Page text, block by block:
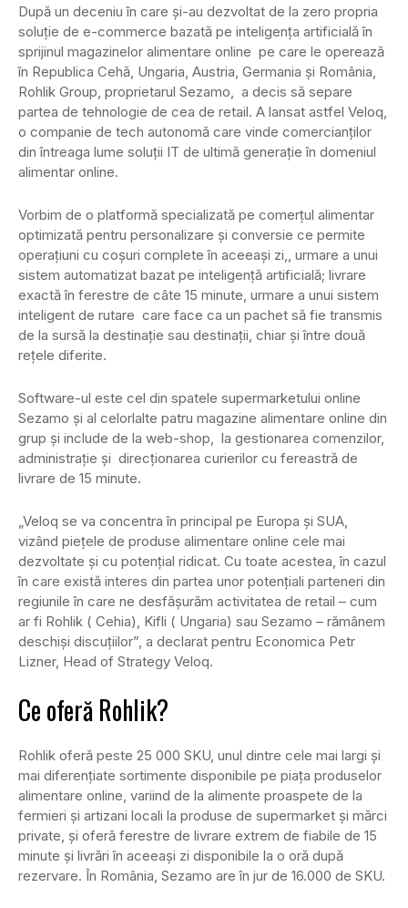
După un deceniu în care și-au dezvoltat de la zero propria
soluție de e-commerce bazată pe inteligența artificială în
sprijinul magazinelor alimentare online pe care le operează
în Republica Cehă, Ungaria, Austria, Germania și România,
Rohlik Group, proprietarul Sezamo, a decis să separe
partea de tehnologie de cea de retail. A lansat astfel Veloq,
o companie de tech autonomă care vinde comercianților
din întreaga lume soluții IT de ultimă generație în domeniul
alimentar online.
Vorbim de o platformă specializată pe comerțul alimentar
optimizată pentru personalizare și conversie ce permite
operațiuni cu coșuri complete în aceeași zi,, urmare a unui
sistem automatizat bazat pe inteligență artificială; livrare
exactă în ferestre de câte 15 minute, urmare a unui sistem
inteligent de rutare care face ca un pachet să fie transmis
de la sursă la destinație sau destinații, chiar și între două
rețele diferite.
Software-ul este cel din spatele supermarketului online
Sezamo și al celorlalte patru magazine alimentare online din
grup și include de la web-shop, la gestionarea comenzilor,
administrație și direcționarea curierilor cu fereastră de
livrare de 15 minute.
„Veloq se va concentra în principal pe Europa și SUA,
vizând piețele de produse alimentare online cele mai
dezvoltate și cu potențial ridicat. Cu toate acestea, în cazul
în care există interes din partea unor potențiali parteneri din
regiunile în care ne desfășurăm activitatea de retail – cum
ar fi Rohlik ( Cehia), Kifli ( Ungaria) sau Sezamo – rămânem
deschiși discuțiilor”, a declarat pentru Economica Petr
Lizner, Head of Strategy Veloq.
Ce oferă Rohlik?
Rohlik oferă peste 25 000 SKU, unul dintre cele mai largi și
mai diferențiate sortimente disponibile pe piața produselor
alimentare online, variind de la alimente proaspete de la
fermieri și artizani locali la produse de supermarket și mărci
private, și oferă ferestre de livrare extrem de fiabile de 15
minute și livrări în aceeași zi disponibile la o oră după
rezervare. În România, Sezamo are în jur de 16.000 de SKU.